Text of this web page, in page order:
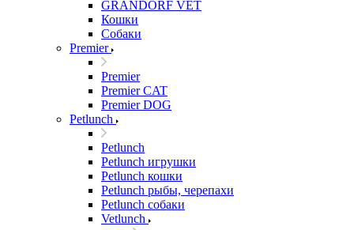
GRANDORF VET
Кошки
Собаки
Premier
Premier
Premier CAT
Premier DOG
Petlunch
Petlunch
Petlunch игрушки
Petlunch кошки
Petlunch рыбы, черепахи
Petlunch собаки
Vetlunch